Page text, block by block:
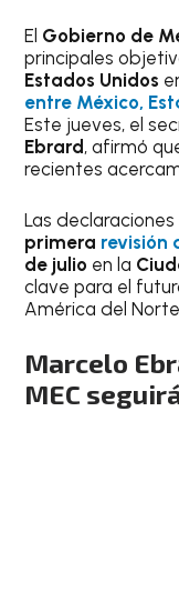
El Gobierno de
principales
Estados Unidos
entre México,
Este jueves, el
Ebrard , afirmó
recientes
Las
primera revisión
de julio en la
clave para el
América del
Marcelo
MEC